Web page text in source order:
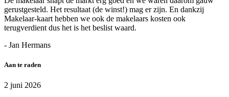
gerustgesteld. Het resultaat (de winst!) mag er zijn. En dankzij
Makelaar-kaart hebben we ook de makelaars kosten ook
terugverdient dus het is het beslist waard.
- Jan Hermans
Aan te raden
2 juni 2026